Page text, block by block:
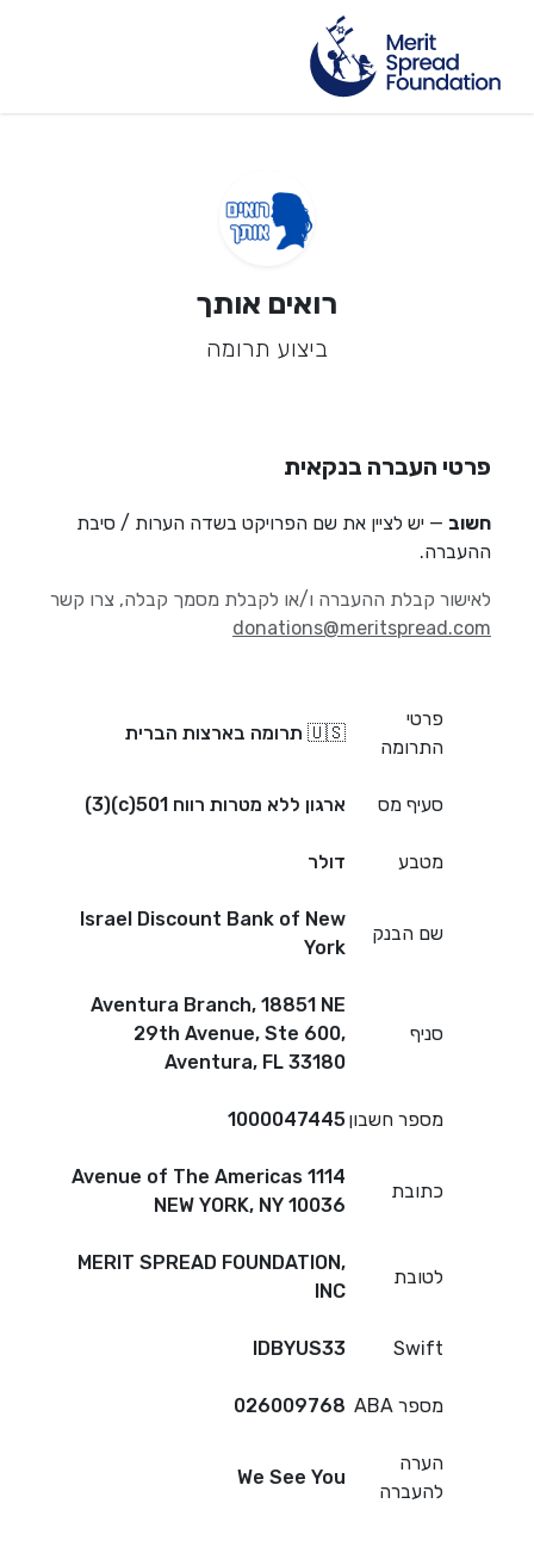
רואים אותך
ביצוע תרומה
פרטי העברה בנקאית
חשוב — יש לציין את שם הפרויקט בשדה הערות / סיבת
ההעברה.
לאישור קבלת ההעברה ו/או לקבלת מסמך קבלה, צרו קשר
donations@meritspread.com
פרטי
התרומה
🇺🇸 תרומה בארצות הברית
סעיף מס ארגון ללא מטרות רווח 501(c)(3)
מטבע דולר
שם הבנק
Israel Discount Bank of New
York
סניף
Aventura Branch, 18851 NE
29th Avenue, Ste 600,
Aventura, FL 33180
מספר חשבון1000047445
כתובת
1114 Avenue of The Americas
NEW YORK, NY 10036
לטובת
MERIT SPREAD FOUNDATION,
INC
Swift
IDBYUS33
מספר ABA 026009768
הערה
להעברה
We See You